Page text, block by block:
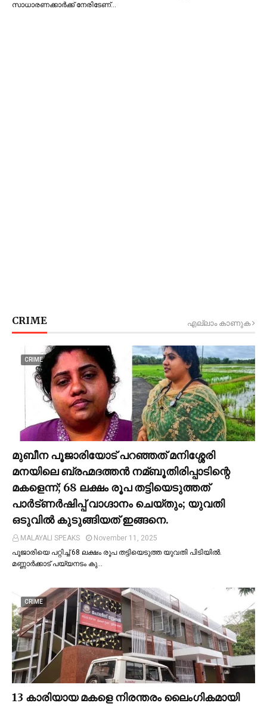
സാധാരണക്കാര്‍ക്ക് നേരിടേണ്…
CRIME എല്ലാം കാണുക
CRIME
മുബീന പൂജാരിയോട് പറഞ്ഞത് മനിശ്ശേരി
മനയിലെ ബ്രഹ്മദത്തൻ നമ്ബൂതിരിപ്പാടിന്റെ
മകളെന്ന്; 68 ലക്ഷം രൂപ തട്ടിയെടുത്തത്
പാര്‍ട്ണര്‍ഷിപ്പ് വാഗ്ദാനം ചെയ്തും; യുവതി
ഒടുവില്‍ കുടുങ്ങിയത് ഇങ്ങനെ.
MALAYALI SPEAKS
November 11, 2025
പൂജാരിയെ പറ്റിച്ച്‌ 68 ലക്ഷം രൂപ തട്ടിയെടുത്ത യുവതി പിടിയില്‍.
മണ്ണാർക്കാട് പയ്യനടം കു…
CRIME
13 കാരിയായ മകളെ നിരന്തരം ലൈംഗികമായി